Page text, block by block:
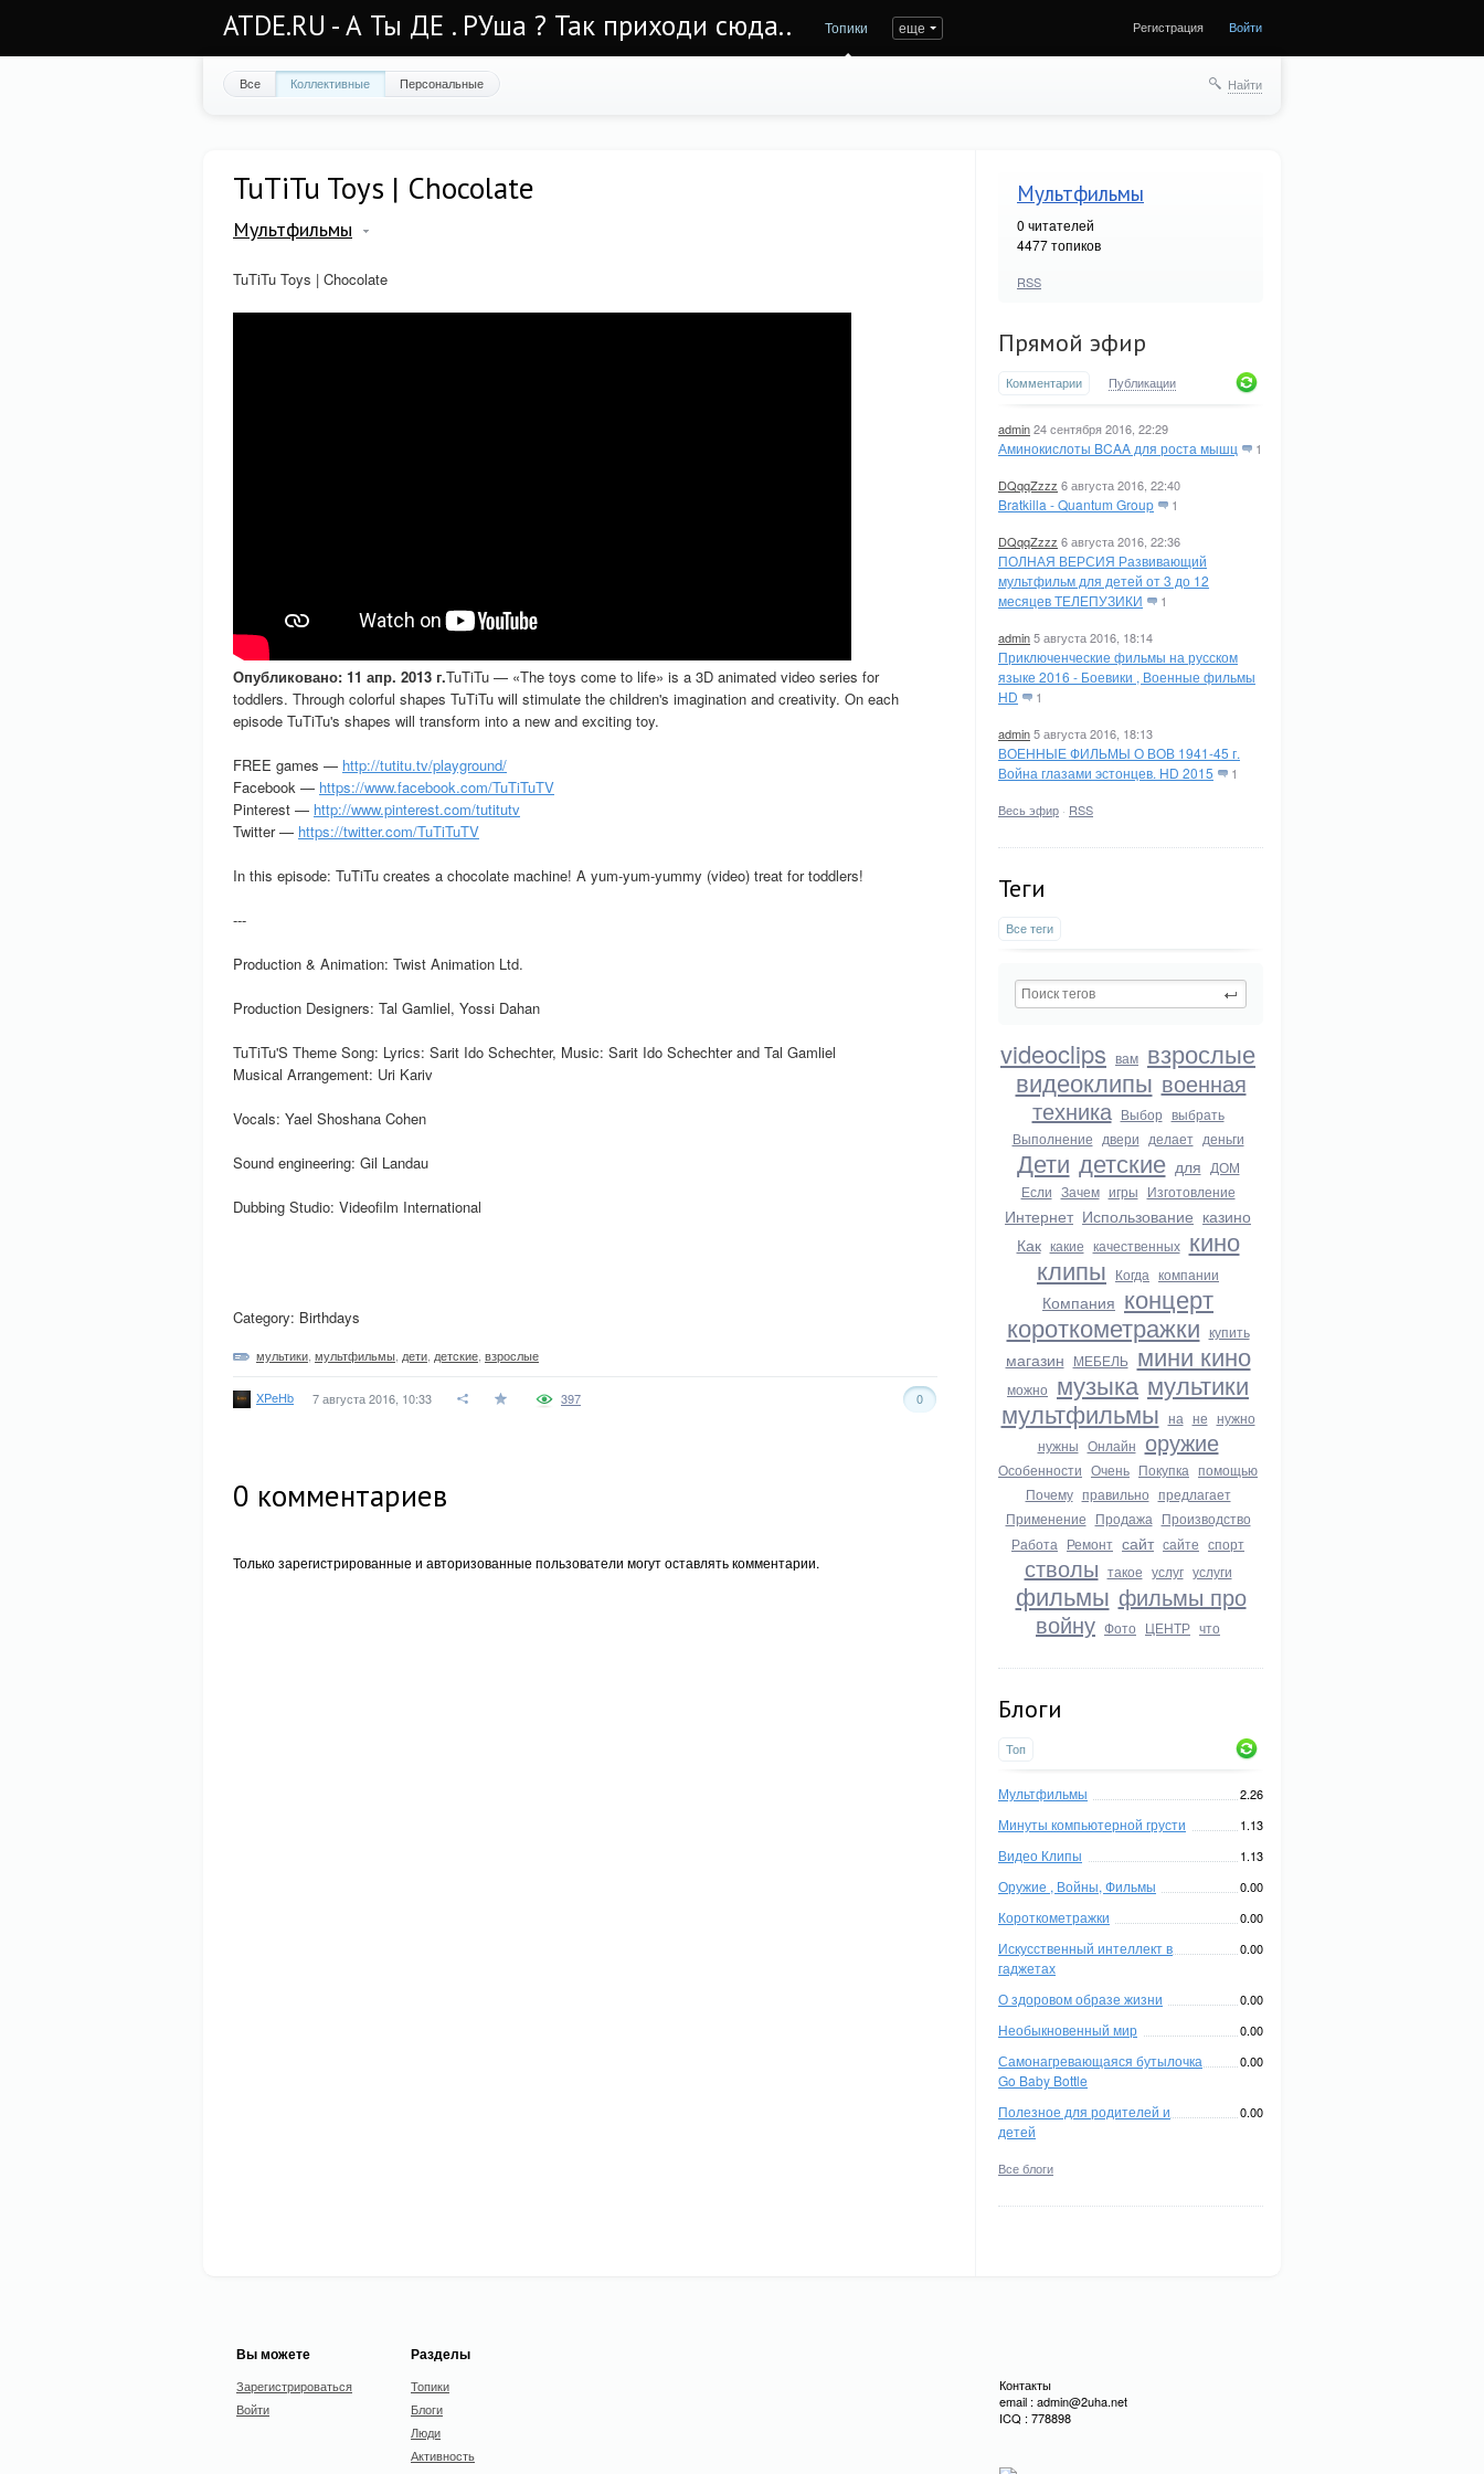
ATDE.RU - А Ты ДЕ . РУша ? Так приходи сюда.. Топики еще Регистрация Войти
Все Коллективные Персональные Найти
Мультфильмы
0 читателей
4477 топиков
RSS
Прямой эфир
Комментарии Публикации
admin24 сентября 2016, 22:29
Аминокислоты BCAA для роста мышц 1
DQqqZzzz 6 августа 2016, 22:40
Bratkilla - Quantum Group 1
DQqqZzzz 6 августа 2016, 22:36
ПОЛНАЯ ВЕРСИЯ Развивающий
мультфильм для детей от 3 до 12
месяцев ТЕЛЕПУЗИКИ
1
admin5 августа 2016, 18:14
Приключенческие фильмы на русском
языке 2016 - Боевики , Военные фильмы
HD
1
admin5 августа 2016, 18:13
ВОЕННЫЕ ФИЛЬМЫ О ВОВ 1941-45 г.
Война глазами эстонцев. HD 2015
1
Весь эфир · RSS
Теги
Все теги
videoclips вам взрослые
видеоклипы военная
техника Выбор выбрать
Выполнение двери делает деньги
Дети детские для ДОМ
Если Зачем игры Изготовление
Интернет Использование казино
Как какие качественных кино
клипы Когда компании
Компания концерт
короткометражки купить
магазин МЕБЕЛЬ мини кино
можно музыка мультики
мультфильмы на не нужно
нужны Онлайн оружие
Особенности Очень Покупка помощью
Почему правильно предлагает
Применение Продажа Производство
Работа Ремонт сайт сайте спорт
стволы такое услуг услуги
фильмы фильмы про
войну Фото ЦЕНТР что
Блоги
Топ
Мультфильмы 2.26
Минуты компьютерной грусти 1.13
Видео Клипы 1.13
Оружие , Войны, Фильмы 0.00
Короткометражки 0.00
Искусственный интеллект в
гаджетах
0.00
О здоровом образе жизни 0.00
Необыкновенный мир 0.00
Самонагревающаяся бутылочка
Go Baby Bottle
0.00
Полезное для родителей и
детей
0.00
Все блоги
TuTiTu Toys | Chocolate
Мультфильмы
TuTiTu Toys | Chocolate
Опубликовано: 11 апр. 2013 г.TuTiTu — «The toys come to life» is a 3D animated video series for
toddlers. Through colorful shapes TuTiTu will stimulate the children's imagination and creativity. On each
episode TuTiTu's shapes will transform into a new and exciting toy.
FREE games — http://tutitu.tv/playground/
Facebook — https://www.facebook.com/TuTiTuTV
Pinterest — http://www.pinterest.com/tutitutv
Twitter — https://twitter.com/TuTiTuTV
In this episode: TuTiTu creates a chocolate machine! A yum-yum-yummy (video) treat for toddlers!
---
Production & Animation: Twist Animation Ltd.
Production Designers: Tal Gamliel, Yossi Dahan
TuTiTu'S Theme Song: Lyrics: Sarit Ido Schechter, Music: Sarit Ido Schechter and Tal Gamliel
Musical Arrangement: Uri Kariv
Vocals: Yael Shoshana Cohen
Sound engineering: Gil Landau
Dubbing Studio: Videofilm International
Category: Birthdays
мультики мультфильмы дети детские взрослые
XPeHb 7 августа 2016, 10:33 0
397
0 комментариев
Только зарегистрированные и авторизованные пользователи могут оставлять комментарии.
Вы можете
Зарегистрироваться
Войти
Разделы
Топики
Блоги
Люди
Активность
Контакты
email : admin@2uha.net
ICQ : 778898